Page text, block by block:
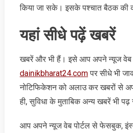
किया जा सके। इसके पश्चात बैठक की
यहां सीधे पढ़ें खबरें
खबरें और भी हैं। इसे आप अपने न्‍यूज वेब
dainikbharat24.comपर सीधे भी
नोटिफिकेशन को अलाउ कर खबरों से
ही, सुविधा के मुताबिक अन्‍य खबरें भी
आप अपने न्‍यूज वेब पोर्टल से फेसबुक,